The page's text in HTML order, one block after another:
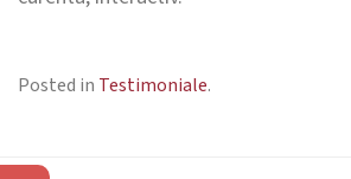
Posted in Testimoniale.